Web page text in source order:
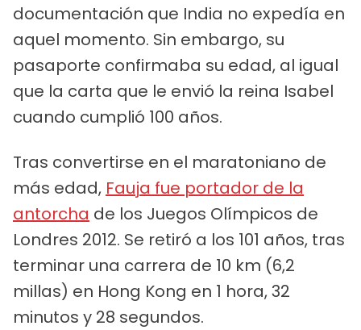
documentación que India no expedía en
aquel momento. Sin embargo, su
pasaporte confirmaba su edad, al igual
que la carta que le envió la reina Isabel
cuando cumplió 100 años.
Tras convertirse en el maratoniano de
más edad, Fauja fue portador de la
antorcha de los Juegos Olímpicos de
Londres 2012. Se retiró a los 101 años, tras
terminar una carrera de 10 km (6,2
millas) en Hong Kong en 1 hora, 32
minutos y 28 segundos.